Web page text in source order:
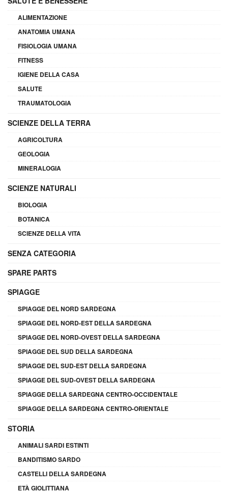
ALIMENTAZIONE
ANATOMIA UMANA
FISIOLOGIA UMANA
FITNESS
IGIENE DELLA CASA
SALUTE
TRAUMATOLOGIA
SCIENZE DELLA TERRA
AGRICOLTURA
GEOLOGIA
MINERALOGIA
SCIENZE NATURALI
BIOLOGIA
BOTANICA
SCIENZE DELLA VITA
SENZA CATEGORIA
SPARE PARTS
SPIAGGE
SPIAGGE DEL NORD SARDEGNA
SPIAGGE DEL NORD-EST DELLA SARDEGNA
SPIAGGE DEL NORD-OVEST DELLA SARDEGNA
SPIAGGE DEL SUD DELLA SARDEGNA
SPIAGGE DEL SUD-EST DELLA SARDEGNA
SPIAGGE DEL SUD-OVEST DELLA SARDEGNA
SPIAGGE DELLA SARDEGNA CENTRO-OCCIDENTALE
SPIAGGE DELLA SARDEGNA CENTRO-ORIENTALE
STORIA
ANIMALI SARDI ESTINTI
BANDITISMO SARDO
CASTELLI DELLA SARDEGNA
ETÀ GIOLITTIANA